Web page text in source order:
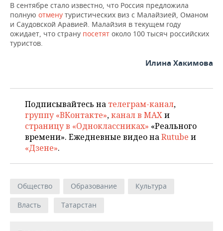
В сентябре стало известно, что Россия предложила
полную отмену туристических виз с Малайзией, Оманом
и Саудовской Аравией. Малайзия в текущем году
ожидает, что страну посетят около 100 тысяч российских
туристов.
Илина Хакимова
Подписывайтесь на телеграм-канал,
группу «ВКонтакте»,канал в MAXи
страницу в «Одноклассниках» «Реального
времени». Ежедневные видео наRutube и
«Дзене».
Общество Образование
Культура
Власть
Татарстан